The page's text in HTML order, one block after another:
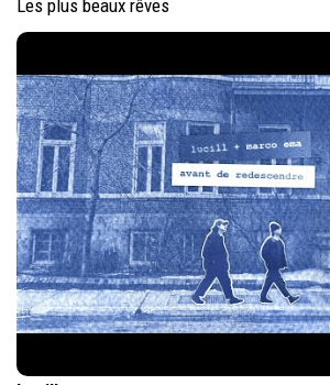
Les plus beaux rêves